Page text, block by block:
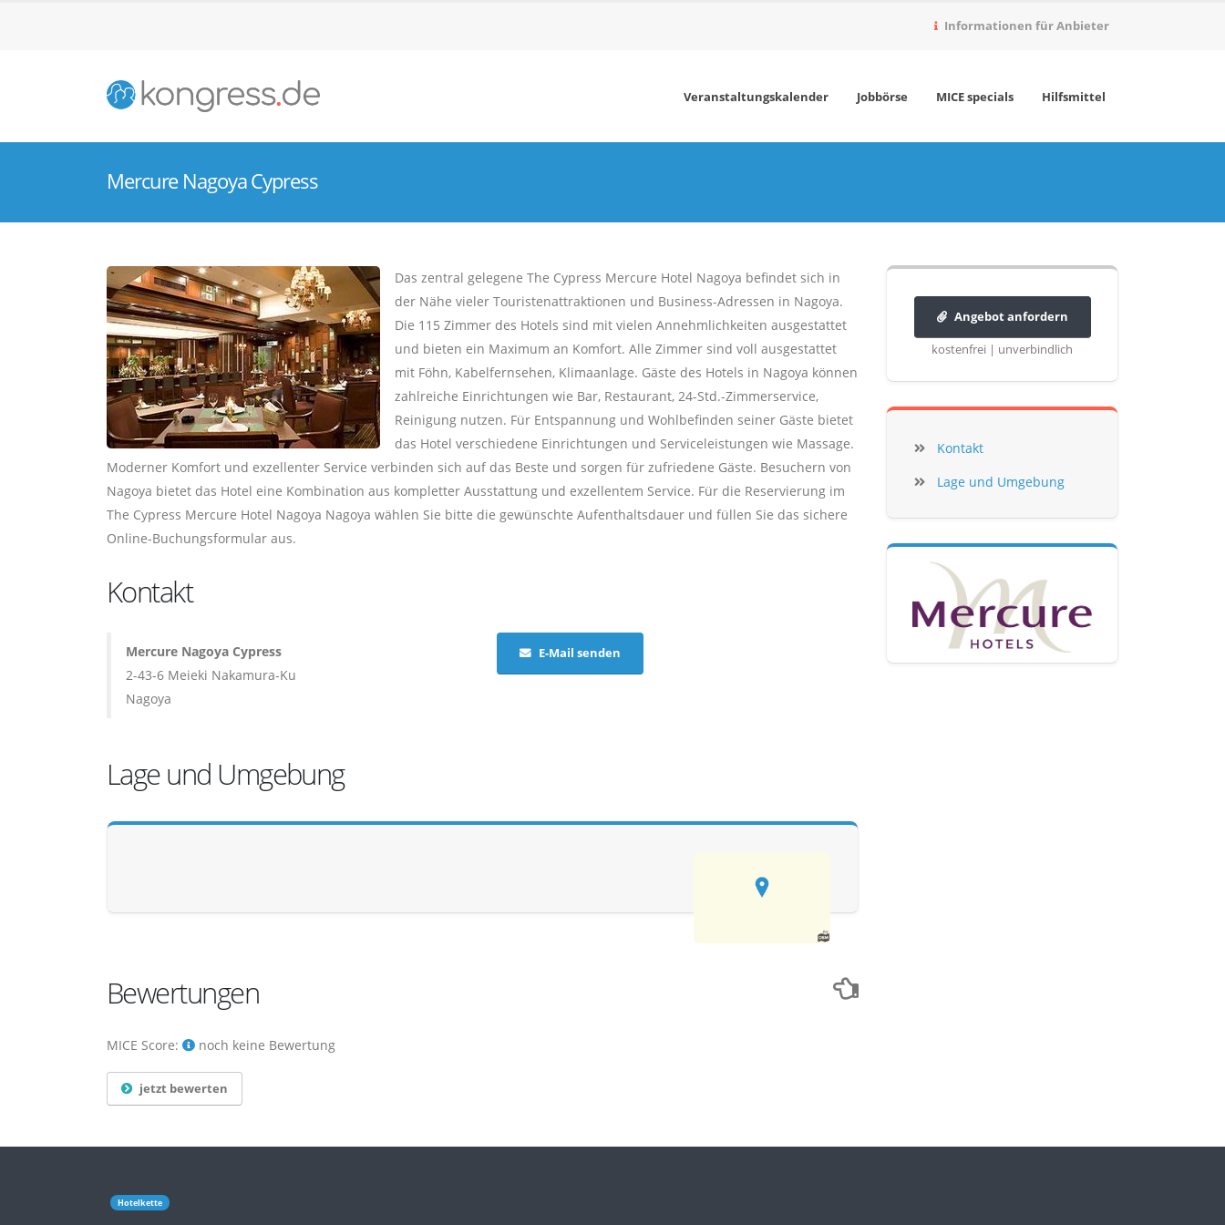
Informationen für Anbieter
Veranstaltungskalender Jobbörse MICE specials Hilfsmittel
Mercure Nagoya Cypress
Das zentral gelegene The Cypress Mercure Hotel Nagoya befindet sich in
der Nähe vieler Touristenattraktionen und Business-Adressen in Nagoya.
Die 115 Zimmer des Hotels sind mit vielen Annehmlichkeiten ausgestattet
und bieten ein Maximum an Komfort. Alle Zimmer sind voll ausgestattet
mit Föhn, Kabelfernsehen, Klimaanlage. Gäste des Hotels in Nagoya können
zahlreiche Einrichtungen wie Bar, Restaurant, 24-Std.-Zimmerservice,
Reinigung nutzen. Für Entspannung und Wohlbefinden seiner Gäste bietet
das Hotel verschiedene Einrichtungen und Serviceleistungen wie Massage.
Moderner Komfort und exzellenter Service verbinden sich auf das Beste und sorgen für zufriedene Gäste. Besuchern von
Nagoya bietet das Hotel eine Kombination aus kompletter Ausstattung und exzellentem Service. Für die Reservierung im
The Cypress Mercure Hotel Nagoya Nagoya wählen Sie bitte die gewünschte Aufenthaltsdauer und füllen Sie das sichere
Online-Buchungsformular aus.
Kontakt
Mercure Nagoya Cypress
2-43-6 Meieki Nakamura-Ku
Nagoya
E-Mail senden
Lage und Umgebung
Bewertungen
MICE Score: noch keine Bewertung
jetzt bewerten
Angebot anfordern
kostenfrei | unverbindlich
Kontakt
Lage und Umgebung
Hotelkette